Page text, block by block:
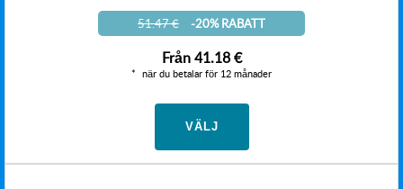
51.47 € -20% RABATT
Från41.18 €
när du betalar för 12 månader
VÄLJ